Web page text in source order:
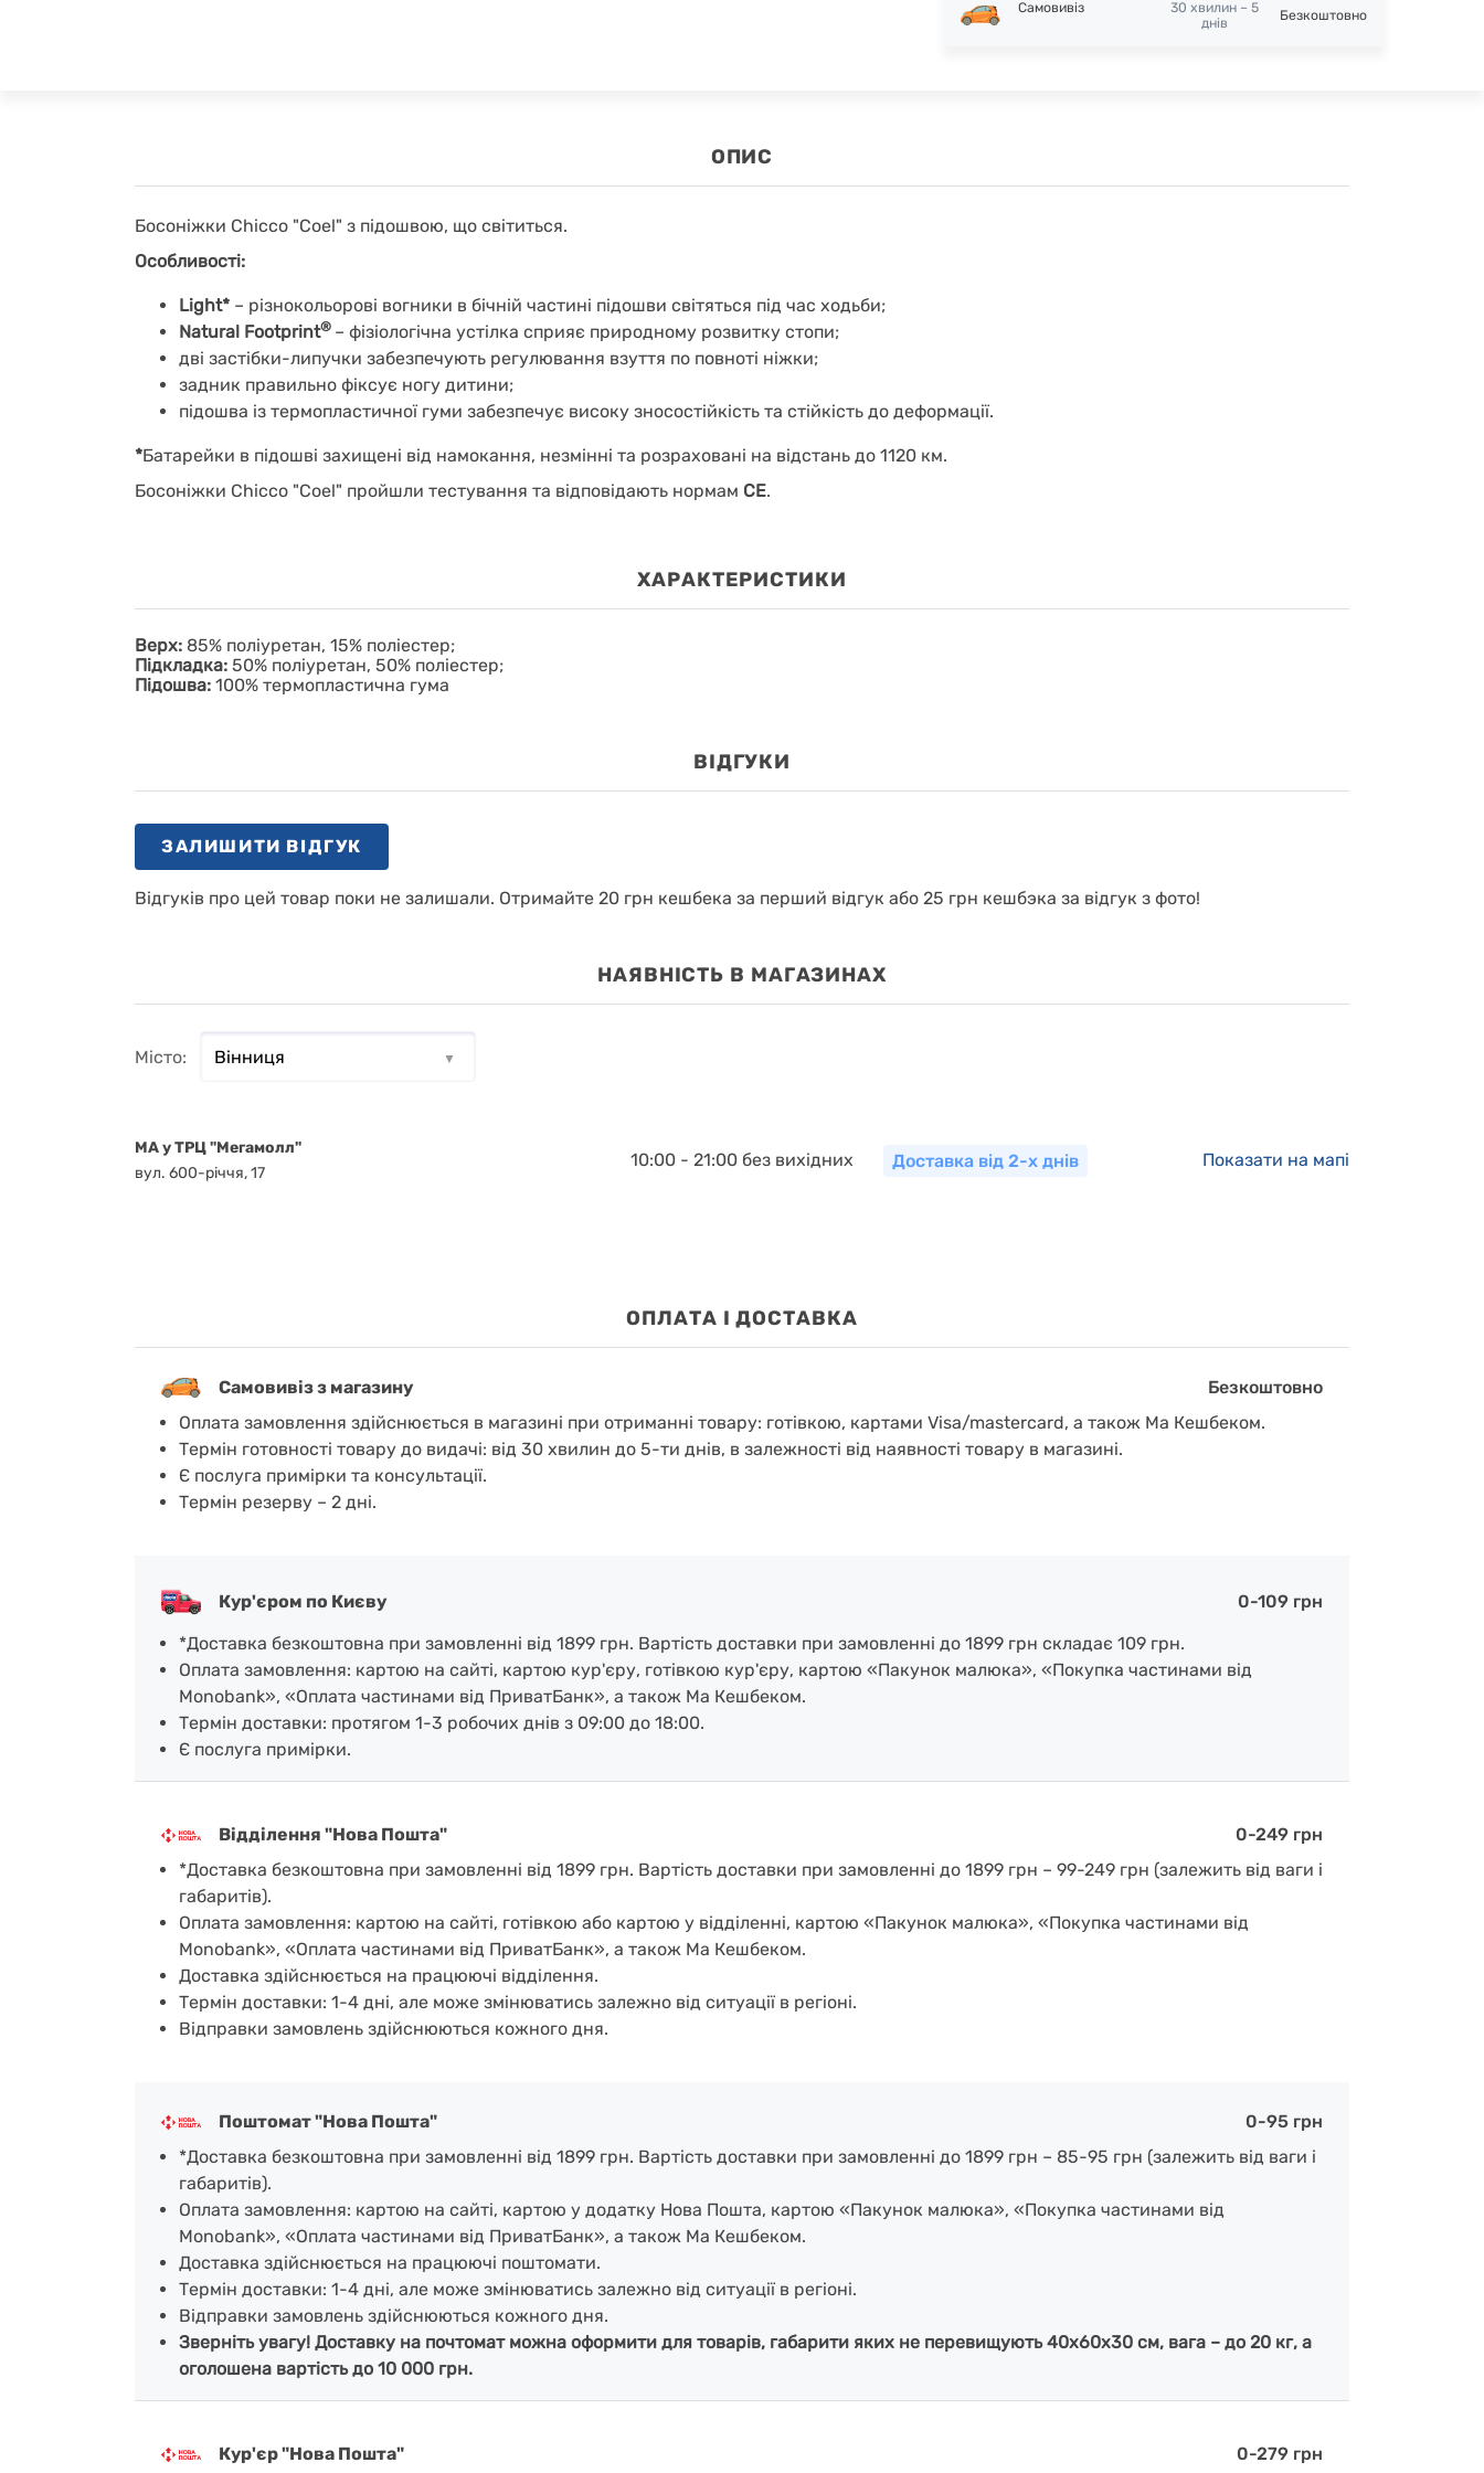
Самовивіз
30 хвилин – 5
днів
Безкоштовно
ОПИС
Босоніжки Chicco "Coel" з підошвою, що світиться.
Особливості:
Light* – різнокольорові вогники в бічній частині підошви світяться під час ходьби;
Natural Footprint® – фізіологічна устілка сприяє природному розвитку стопи;
дві застібки-липучки забезпечують регулювання взуття по повноті ніжки;
задник правильно фіксує ногу дитини;
підошва із термопластичної гуми забезпечує високу зносостійкість та стійкість до деформації.
*Батарейки в підошві захищені від намокання, незмінні та розраховані на відстань до 1120 км.
Босоніжки Chicco "Coel" пройшли тестування та відповідають нормам CE.
ХАРАКТЕРИСТИКИ
Верх: 85% поліуретан, 15% поліестер;
Підкладка: 50% поліуретан, 50% поліестер;
Підошва: 100% термопластична гума
ВІДГУКИ
ЗАЛИШИТИ ВІДГУК
Відгуків про цей товар поки не залишали. Отримайте 20 грн кешбека за перший відгук або 25 грн кешбэка за відгук з фото!
НАЯВНІСТЬ В МАГАЗИНАХ
Місто:
MA у ТРЦ "Мегамолл"
вул. 600-річчя, 17
10:00 - 21:00 без вихідних Доставка від 2-х днів Показати на мапі
OПЛАТА І ДОСТАВКА
Самовивіз з магазину
Безкоштовно
Оплата замовлення здійснюється в магазині при отриманні товару: готівкою, картами Visa/mastercard, а також Ма Кешбеком.
Термін готовності товару до видачі: від 30 хвилин до 5-ти днів, в залежності від наявності товару в магазині.
Є послуга примірки та консультації.
Термін резерву – 2 дні.
Кур'єром по Києву
0-109 грн
*Доставка безкоштовна при замовленні від 1899 грн. Вартість доставки при замовленні до 1899 грн складає 109 грн.
Оплата замовлення: картою на сайті, картою кур'єру, готівкою кур'єру, картою «Пакунок малюка», «Покупка частинами від
Monobank», «Оплата частинами від ПриватБанк», а також Ма Кешбеком.
Термін доставки: протягом 1-3 робочих днів з 09:00 до 18:00.
Є послуга примірки.
Відділення "Нова Пошта"
0-249 грн
*Доставка безкоштовна при замовленні від 1899 грн. Вартість доставки при замовленні до 1899 грн – 99-249 грн (залежить від ваги і
габаритів).
Оплата замовлення: картою на сайті, готівкою або картою у відділенні, картою «Пакунок малюка», «Покупка частинами від
Monobank», «Оплата частинами від ПриватБанк», а також Ма Кешбеком.
Доставка здійснюється на працюючі відділення.
Термін доставки: 1-4 дні, але може змінюватись залежно від ситуації в регіоні.
Відправки замовлень здійснюються кожного дня.
Поштомат "Нова Пошта"
0-95 грн
*Доставка безкоштовна при замовленні від 1899 грн. Вартість доставки при замовленні до 1899 грн – 85-95 грн (залежить від ваги і
габаритів).
Оплата замовлення: картою на сайті, картою у додатку Нова Пошта, картою «Пакунок малюка», «Покупка частинами від
Monobank», «Оплата частинами від ПриватБанк», а також Ма Кешбеком.
Доставка здійснюється на працюючі поштомати.
Термін доставки: 1-4 дні, але може змінюватись залежно від ситуації в регіоні.
Відправки замовлень здійснюються кожного дня.
Зверніть увагу! Доставку на почтомат можна оформити для товарів, габарити яких не перевищують 40х60х30 см, вага – до 20 кг, а
оголошена вартість до 10 000 грн.
Кур'єр "Нова Пошта" 0-279 грн